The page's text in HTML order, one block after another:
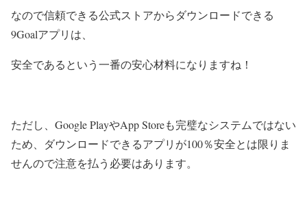
なので信頼できる公式ストアからダウンロードできる
9Goalアプリは、
安全であるという一番の安心材料になりますね！
ただし、Google PlayやApp Storeも完璧なシステムではない
ため、ダウンロードできるアプリが100％安全とは限りま
せんので注意を払う必要はあります。